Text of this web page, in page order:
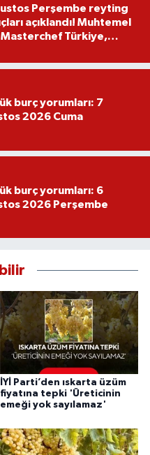
Perşembe reyting
açıklandı! Muhtemel
Türkiye,
burç yorumları: 7
2026 Cuma
burç yorumları: 6
2026 Perşembe
İYİ Parti’den ıskarta üzüm
fiyatına tepki 'Üreticinin
emeği yok sayılamaz'